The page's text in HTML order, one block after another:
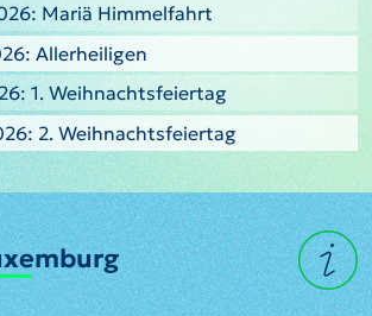
Mariä Himmelfahrt
Allerheiligen
1. Weihnachtsfeiertag
2. Weihnachtsfeiertag